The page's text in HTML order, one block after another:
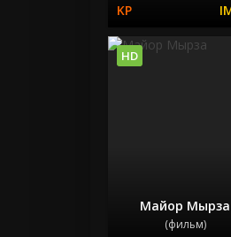
Майор Мырза
(фильм)
HD